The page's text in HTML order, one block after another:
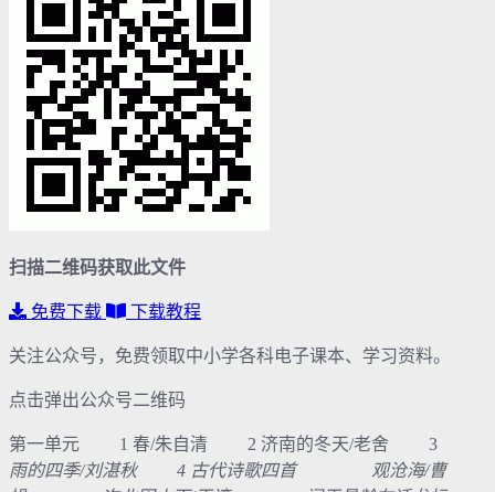
扫描二维码获取此文件
免费下载 下载教程
关注公众号，免费领取中小学各科电子课本、学习资料。
点击弹出公众号二维码
第一单元 1 春/朱自清 2 济南的冬天/老舍 3
雨的四季/刘湛秋 4 古代诗歌四首 观沧海/曹